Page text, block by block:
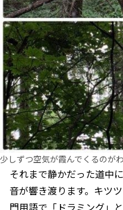
少しずつ空気が霞んでくるのが
それまで静かだった道中
音が響き渡ります。キツ